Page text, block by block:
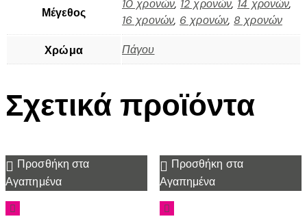
Μέγεθος
10 χρονών, 12 χρονών, 14 χρονών,
16 χρονών, 6 χρονών, 8 χρονών
Χρώμα Πάγου
Σχετικά προϊόντα
Προσθήκη στα
Αγαπημένα
Προσθήκη στα
Αγαπημένα